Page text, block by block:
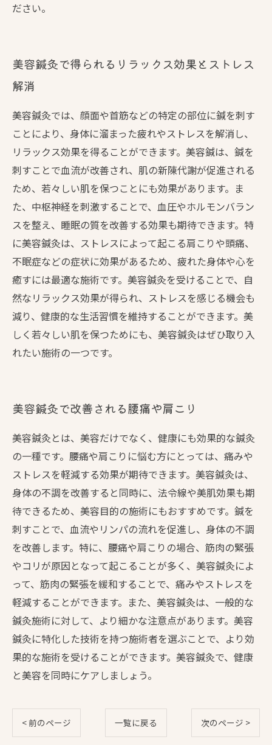
ださい。
美容鍼灸で得られるリラックス効果とストレス
解消
美容鍼灸では、顔面や首筋などの特定の部位に鍼を刺す
ことにより、身体に溜まった疲れやストレスを解消し、
リラックス効果を得ることができます。美容鍼は、鍼を
刺すことで血流が改善され、肌の新陳代謝が促進される
ため、若々しい肌を保つことにも効果があります。ま
た、中枢神経を刺激することで、血圧やホルモンバラン
スを整え、睡眠の質を改善する効果も期待できます。特
に美容鍼灸は、ストレスによって起こる肩こりや頭痛、
不眠症などの症状に効果があるため、疲れた身体や心を
癒すには最適な施術です。美容鍼灸を受けることで、自
然なリラックス効果が得られ、ストレスを感じる機会も
減り、健康的な生活習慣を維持することができます。美
しく若々しい肌を保つためにも、美容鍼灸はぜひ取り入
れたい施術の一つです。
美容鍼灸で改善される腰痛や肩こり
美容鍼灸とは、美容だけでなく、健康にも効果的な鍼灸
の一種です。腰痛や肩こりに悩む方にとっては、痛みや
ストレスを軽減する効果が期待できます。美容鍼灸は、
身体の不調を改善すると同時に、法令線や美肌効果も期
待できるため、美容目的の施術にもおすすめです。鍼を
刺すことで、血流やリンパの流れを促進し、身体の不調
を改善します。特に、腰痛や肩こりの場合、筋肉の緊張
やコリが原因となって起こることが多く、美容鍼灸によ
って、筋肉の緊張を緩和することで、痛みやストレスを
軽減することができます。また、美容鍼灸は、一般的な
鍼灸施術に対して、より細かな注意点があります。美容
鍼灸に特化した技術を持つ施術者を選ぶことで、より効
果的な施術を受けることができます。美容鍼灸で、健康
と美容を同時にケアしましょう。
< 前のページ 一覧に戻る 次のページ >